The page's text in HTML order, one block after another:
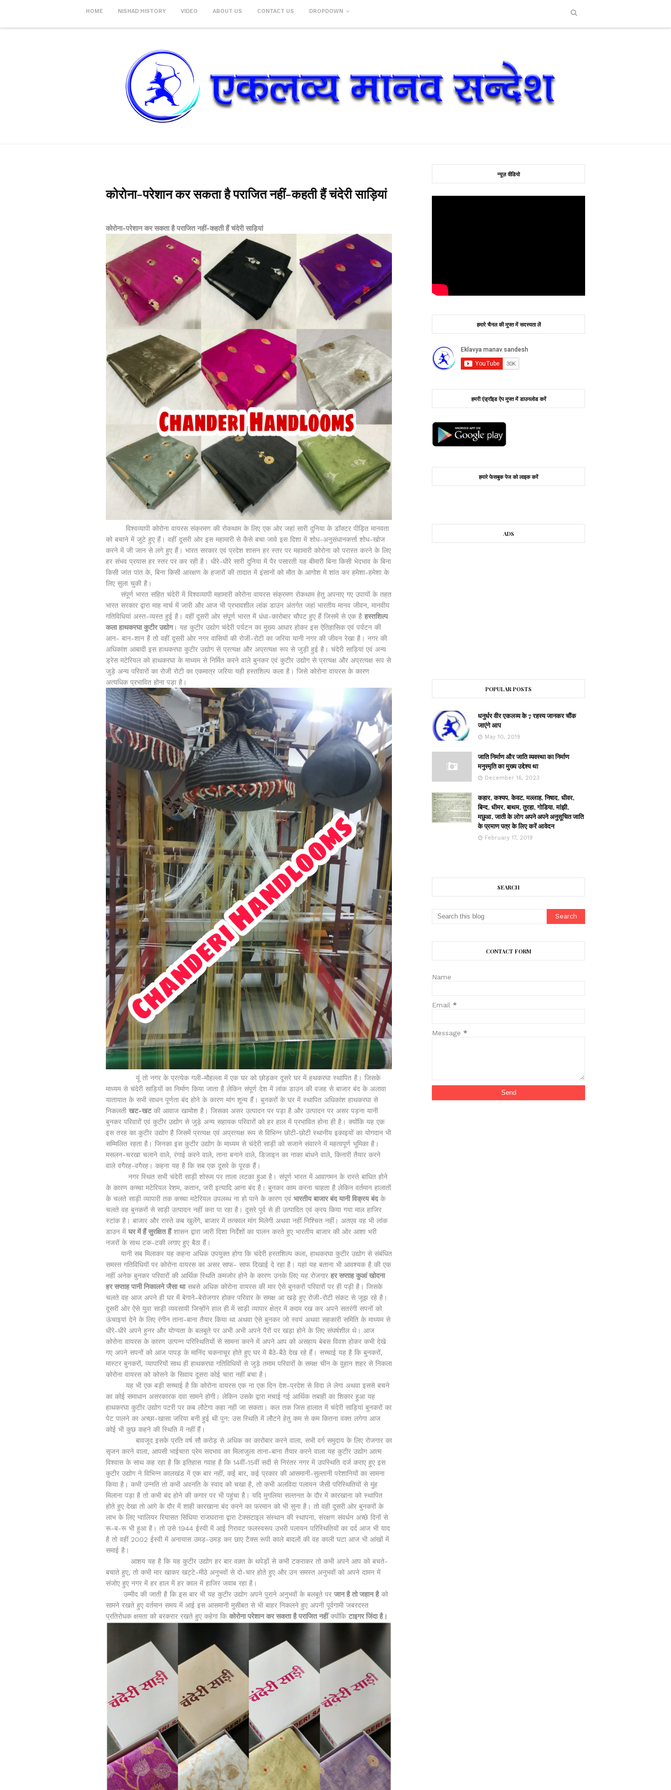
HOME NISHAD HISTORY VIDEO ABOUT US CONTACT US DROPDOWN
कोरोना-परेशान कर सकता है पराजित नहीं-कहती हैं चंदेरी साड़ियां
कोरोना-परेशान कर सकता है पराजित नहीं-कहती हैं चंदेरी साड़ियां
विश्वव्यापी कोरोना वायरस संक्रमण की रोकथाम के लिए एक ओर जहां सारी दुनिया के डॉक्टर पीड़ित मानवता
को बचाने में जुटे हुए हैं। वहीं दूसरी ओर इस महामारी से कैसे बचा जावे इस दिशा में शोध-अनुसंधानकर्त्ता शोध-खोज
करने में जी जान से लगे हुए हैं। भारत सरकार एवं प्रदेश शासन हर स्तर पर महामारी कोरोना को परास्त करने के लिए
हर संभव प्रयास हर स्तर पर कर रही है। धीरे-धीरे सारी दुनिया में पैर पसारती यह बीमारी बिना किसी भेदभाव के बिना
किसी जांत पांत के, बिना किसी आरक्षण के हजारों की तादात में इंसानों को मौत के आगोश में शांत कर हमेशा-हमेशा के
लिए सुला चुकी है।
संपूर्ण भारत सहित चंदेरी में विश्वव्यापी महामारी कोरोना वायरस संक्रमण रोकथाम हेतु अपनाए गए उपायों के तहत
भारत सरकार द्वारा माह मार्च में जारी और आज भी प्रभावशील लांक डाउन अंतर्गत जहां भारतीय मानव जीवन, मानवीय
गतिविधियां अस्त-व्यस्त हुई है। वहीं दूसरी ओर संपूर्ण भारत में धंधा-कारोबार चौपट हुए हैं जिसमें से एक है हस्तशिल्प
कला हाथकरघा कुटीर उद्योग। यह कुटीर उद्योग चंदेरी पर्यटन का मुख्य आधार होकर इस ऐतिहासिक एवं पर्यटन की
आन- बान-शान है तो वहीं दूसरी ओर नगर वासियों की रोजी-रोटी का जरिया यानी नगर की जीवन रेखा है। नगर की
अधिकांश आबादी इस हाथकरघा कुटीर उद्योग से प्रत्यक्ष और अप्रत्यक्ष रूप से जुड़ी हुई है। चंदेरी साड़ियां एवं अन्य
ड्रेस मटेरियल को हाथकरघा के माध्यम से निर्मित करने वाले बुनकर एवं कुटीर उद्योग से प्रत्यक्ष और अप्रत्यक्ष रूप से
जुड़े अन्य परिवारों का रोजी रोटी का एकमात्र जरिया यही हस्तशिल्प कला है। जिसे कोरोना वायरस के कारण
अत्यधिक प्रभावित होना पड़ा है।
यूं तो नगर के प्रत्येक गली-मौहल्ला में एक घर को छोड़कर दूसरे घर में हथकरघा स्थापित है। जिसके
माध्यम से चंदेरी साड़ियों का निर्माण किया जाता है लेकिन संपूर्ण देश में लांक डाउन की वजह से बाजार बंद के अलावा
यातायात के सभी साधन पूर्णता बंद होने के कारण मांग शून्य हैं। बुनकरों के घर में स्थापित अधिकांश हाथकरघा से
निकलती खट-खटकी आवाज खामोश है। जिसका असर उत्पादन पर पड़ा है और उत्पादन पर असर पड़ना यानी
बुनकर परिवारों एवं कुटीर उद्योग से जुड़े अन्य सहायक परिवारों को हर हाल में प्रभावित होना ही है। क्योंकि यह एक
इस तरह का कुटीर उद्योग है जिसमें प्रत्यक्ष एवं अप्रत्यक्ष रूप से विभिन्न छोटी-छोटी स्थानीय इकाइयों का योगदान भी
सम्मिलित रहता है। जिनका इस कुटीर उद्योग के माध्यम से चंदेरी साड़ी को सजाने संवारने में महत्वपूर्ण भूमिका है।
मसलन-चरखा चलाने वाले, रंगाई करने वाले, ताना बनाने वाले, डिजाइन का नाका बांधने वाले, किनारी तैयार करने
वाले वगैरह-वगैरह। कहना यह है कि सब एक दूसरे के पूरक हैं।
नगर स्थित सभी चंदेरी साड़ी शोरूम पर ताला लटका हुआ है। संपूर्ण भारत में आवागमन के रास्ते बाधित होने
के कारण कच्चा मटेरियल रेशम, कतान, जरी इत्यादि आना बंद है। बुनकर काम करना चाहता है लेकिन वर्तमान हालातों
के चलते साड़ी व्यापारी तक कच्चा मटेरियल उपलब्ध ना हो पाने के कारण एवं भारतीय बाजार बंद यानी विक्रय बंदके
चलते वह बुनकरों से साड़ी उत्पादन नहीं करा पा रहा है। दूसरे पूर्व से ही उत्पादित एवं क्रय किया गया माल हाजिर
स्टांक है। बाजार और रास्ते कब खुलेंगे, बाजार में तत्काल मांग मिलेगी अथवा नहीं निश्चित नहीं। अतएव वह भी लांक
डाउन में घर में हैं सुरक्षित हैंशासन द्वारा जारी दिशा निर्देशों का पालन करते हुए भारतीय बाजार की ओर आशा भरी
नजरों के साथ टक-टकी लगाए हुए बैठा हैं।
यानी सब मिलाकर यह कहना अधिक उपयुक्त होगा कि चंदेरी हस्तशिल्प कला, हाथकरघा कुटीर उद्योग से संबंधित
समस्त गतिविधियों पर कोरोना वायरस का असर साफ- साफ दिखाई दे रहा है। यहां यह बताना भी आवश्यक है की एक
नहीं अनेक बुनकर परिवारों की आर्थिक स्थिति कमजोर होने के कारण उनके लिए यह रोजगार हर सप्ताह कुआं खोदना
हर सप्ताह पानी निकालने जैसा थासबसे अधिक कोरोना वायरस की मार ऐसे बुनकरों परिवारों पर ही पड़ी है। जिसके
चलते वह आज अपने ही घर में बेगाने-बेरोजगार होकर परिवार के समक्ष आ खड़े हुए रोजी-रोटी संकट से जूझ रहे है।
दूसरी ओर ऐसे युवा साड़ी व्यवसायी जिन्होंने हाल ही में साड़ी व्यापार क्षेत्र में कदम रख कर अपने सतरंगी सपनों को
ऊंचाइयां देने के लिए रंगीन ताना-बाना तैयार किया था अथवा ऐसे बुनकर जो स्वयं अथवा सहकारी समिति के माध्यम से
धीरे-धीरे अपने हुनर और योग्यता के बलबूते पर अभी अभी अपने पैरों पर खड़ा होने के लिए संघर्षशील थे। आज
कोरोना वायरस के कारण उत्पन्न परिस्थितियों से सामना करने में अपने आप को असहाय बेबस विवश होकर कभी देखे
गए अपने सपनों को आज पापड़ के मानिंद चकनाचूर होते हुए घर में बैठे-बैठे देख रहे हैं। सच्चाई यह है कि बुनकरों,
मास्टर बुनकरों, व्यापारियों साथ ही हाथकरघा गतिविधियों से जुड़े तमाम परिवारों के समक्ष चीन के वुहान शहर से निकला
कोरोना वायरस को कोसने के सिवाय दूसरा कोई चारा नहीं बचा है।
यह भी एक बड़ी सच्चाई है कि कोरोना वायरस एक ना एक दिन देश-प्रदेश से विदा ले लेगा अथवा इससे बचने
का कोई समाधान असरकारक दवा सामने होगी। लेकिन उसके द्वारा मचाई गई आर्थिक तबाही का शिकार हुआ यह
हाथकरघा कुटीर उद्योग पटरी पर कब लौटेगा कहा नही जा सकता। कल तक जिस हालात में चंदेरी साड़ियां बुनकरों का
पेट पालने का अच्छा-खासा जरिया बनी हुई थी पुन: उस स्थिति में लौटने हेतु कम से कम कितना वक्त लगेगा आज
कोई भी कुछ कहने की स्थिति में नहीं हैं।
बावजूद इसके प्रति वर्ष सौ करोड़ से अधिक का कारोबार करने वाला, सभी वर्ग समुदाय के लिए रोजगार का
सृजन करने वाला, आपसी भाईचारा प्रेम सदभाव का मिलाजुला ताना-बाना तैयार करने वाला यह कुटीर उद्योग आत्म
विश्वास के साथ कह रहा है कि इतिहास गवाह है कि 14वीं-15वीं सदी से निरंतर नगर में उपस्थिति दर्ज कराए हुए इस
कुटीर उद्योग ने विभिन्न कालखंड में एक बार नहीं, कई बार, कई प्रकार की आसमानी-सुल्तानी परेशानियों का सामना
किया है। कभी उन्नति तो कभी अवनति के स्वाद को चखा है, तो कभी अलविदा पलायन जैसी परिस्थितियों से मुंह
मिलाना पड़ा है तो कभी बंद होने की कगार पर भी पहुंचा है। यदि मुगलिया सल्तनत के दौर में कारखाना को स्थापित
होते हुए देखा तो आगे के दौर में शाही कारखाना बंद करने का फरमान को भी सुना है। तो वही दूसरी ओर बुनकरों के
लाभ के लिए ग्वालियर रियासत सिंधिया राजघराना द्वारा टेक्सटाइल संस्थान की स्थापना, संरक्षण संवर्धन अच्छे दिनों से
रू-ब-रू भी हुआ है। तो उसे 1944 ईस्वी में आई गिरावट फलस्वरूप उभरी पलायन परिस्थितियों का दर्द आज भी याद
है तो वहीं 2002 ईस्वी में अनायास उमड़-उमड़ कर छाए टैक्स रूपी काले बादलों की वह काली घटा आज भी आंखों में
समाई है।
आशय यह है कि यह कुटीर उद्योग हर बार वक़्त के थपेड़ों से कभी टकराकर तो कभी अपने आप को बचते-
बचाते हुए, तो कभी मार खाकर खट्टे-मीठे अनुभवों से दो-चार होते हुए और उन समस्त अनुभवों को अपने दामन में
संजोए हुए नगर में हर हाल में हर काल में हाजिर जवाब रहा है।
उम्मीद की जाती है कि इस बार भी यह कुटीर उद्योग अपने पुराने अनुभवों के बलबूते पर जान है तो जहान हैको
सामने रखते हुए वर्तमान समय में आई इस आसमानी मुसीबत से भी बाहर निकलने हुए अपनी पूर्वगामी जबरदस्त
प्रतिरोधक क्षमता को बरकरार रखते हुए कहेगा कि कोरोना परेशान कर सकता है पराजित नहींक्योंकि टाइगर जिंदा है।
न्यूज़ वीडियो
हमारे चैनल की मुफ्त में सदस्यता लें
हमरी एंड्रॉइड ऐप मुफ्त में डाउनलोड करें
हमारे फेसबुक पेज को लाइक करें
ADS
POPULAR POSTS
धनुर्धर वीर एकलव्य के 7 रहस्य जानकर चौंक
जाएंगे आप
May 10, 2019
जाति निर्माण और जाति व्यवस्था का निर्माण
मनुस्मृति का मुख्य उद्देश्य था
December 16, 2023
कहार, कश्यप, केवट, मल्लाह, निषाद, धीवर,
बिन्द, धीमर, बाथम, तुरहा, गोडिया, मांझी,
मछुआ, जाती के लोग अपने अपने अनुसूचित जाति
के प्रमाण पत्र के लिए करें आवेदन
February 17, 2019
SEARCH
CONTACT FORM
Name
Email*
Message*